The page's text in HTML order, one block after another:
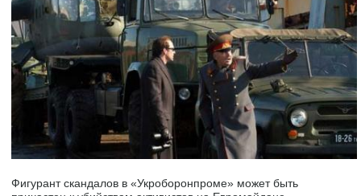
Фигурант скандалов в «Укроборонпроме» может быть